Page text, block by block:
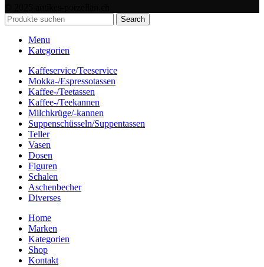
Search
Menu
Kategorien
Kaffeservice/Teeservice
Mokka-/Espressotassen
Kaffee-/Teetassen
Kaffee-/Teekannen
Milchkrüge/-kannen
Suppenschüsseln/Suppentassen
Teller
Vasen
Dosen
Figuren
Schalen
Aschenbecher
Diverses
Home
Marken
Kategorien
Shop
Kontakt